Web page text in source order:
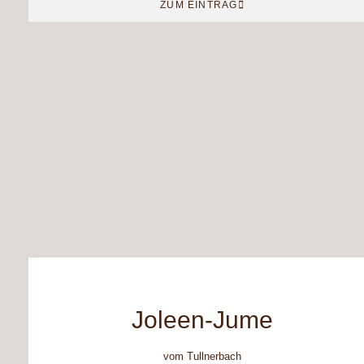
ZUM EINTRAG
Joleen-Jume
vom Tullnerbach